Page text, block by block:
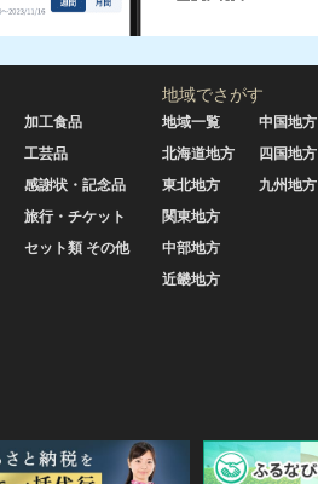
加工食品
工芸品
感謝状・記念品
旅行・チケット
セット類 その他
地域でさがす
地域一覧
北海道地方
東北地方
関東地方
中部地方
近畿地方
中国地方
四国地方
九州地方